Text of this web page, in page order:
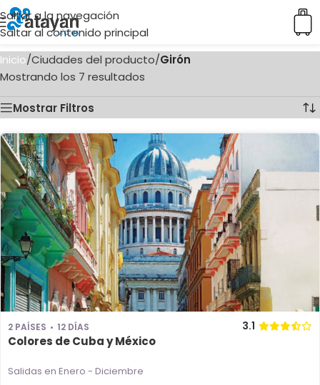
Saltar a la navegación
Saltar al contenido principal
Inicio/Ciudades del producto/Girón
Mostrando los 7 resultados
Mostrar Filtros
2 PAÍSES 12 DÍAS 3.1
Colores de Cuba y México
Salidas en Enero - Diciembre